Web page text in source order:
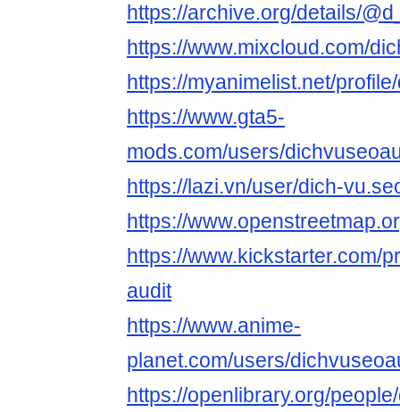
https://archive.org/details/
https://www.mixcloud.com/
https://myanimelist.net/
https://www.gta5-
mods.com/users/
https://lazi.vn/user/dich-
https://
https://www.kickstarter.com/
audit
https://www.anime-
planet.com/users/
https://openlibrary.org/